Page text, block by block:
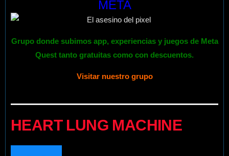
META
Grupo donde subimos app, experiencias y juegos de Meta
Quest tanto gratuitas como con descuentos.
Visitar nuestro grupo
HEART LUNG MACHINE